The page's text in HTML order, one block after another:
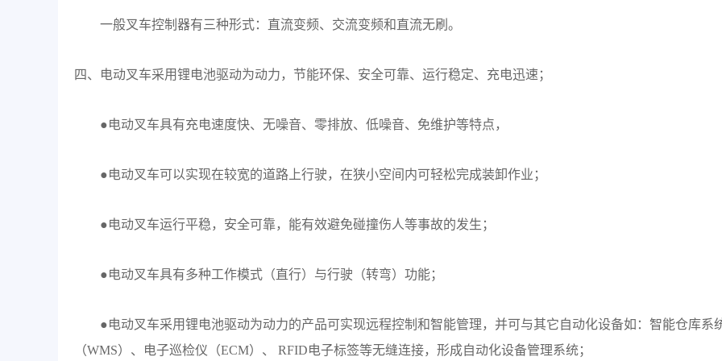
一般叉车控制器有三种形式：直流变频、交流变频和直流无刷。
四、电动叉车采用锂电池驱动为动力，节能环保、安全可靠、运行稳定、充电迅速；
●电动叉车具有充电速度快、无噪音、零排放、低噪音、免维护等特点，
●电动叉车可以实现在较宽的道路上行驶，在狭小空间内可轻松完成装卸作业；
●电动叉车运行平稳，安全可靠，能有效避免碰撞伤人等事故的发生；
●电动叉车具有多种工作模式（直行）与行驶（转弯）功能；
●电动叉车采用锂电池驱动为动力的产品可实现远程控制和智能管理，并可与其它自动化设备如：智能仓库系
（WMS）、电子巡检仪（ECM）、 RFID电子标签等无缝连接，形成自动化设备管理系统；